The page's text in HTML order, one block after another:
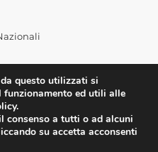
questo utilizzati si
funzionamento ed utili alle
consenso a tutti o ad alcuni
su accetta acconsenti